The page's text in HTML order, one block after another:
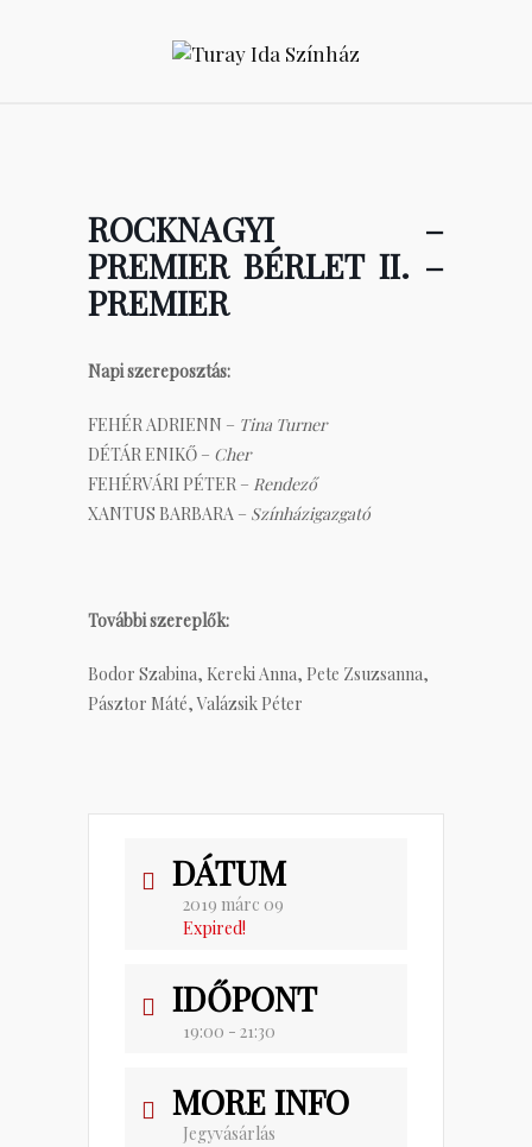
ROCKNAGYI –
PREMIER BÉRLET II. –
PREMIER
Napi szereposztás:
FEHÉR ADRIENN – Tina Turner
DÉTÁR ENIKŐ – Cher
FEHÉRVÁRI PÉTER – Rendező
XANTUS BARBARA – Színházigazgató
További szereplők:
Bodor Szabina, Kereki Anna, Pete Zsuzsanna,
Pásztor Máté, Valázsik Péter
DÁTUM
2019 márc 09
Expired!
IDŐPONT
19:00 - 21:30
MORE INFO
Jegyvásárlás